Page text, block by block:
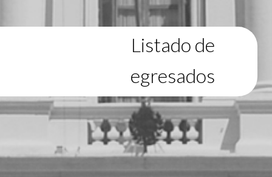
Listado de
egresados